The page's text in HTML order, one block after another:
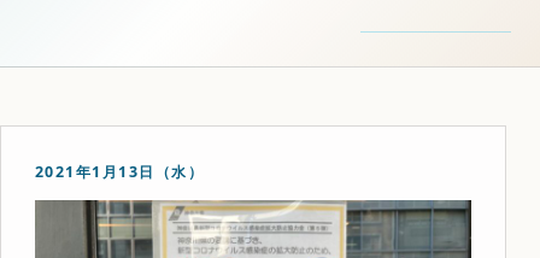
2021年1月13日（水）